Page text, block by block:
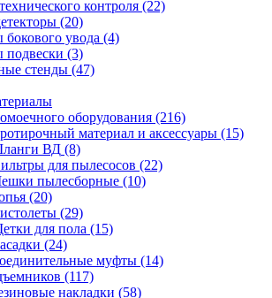
контроля (22)
(20)
бокового увода (4)
подвески (3)
стенды (47)
оборудования (216)
материал и аксессуары (15)
ВД (8)
для пылесосов (22)
пылесборные (10)
(20)
(29)
для пола (15)
(24)
муфты (14)
(117)
накладки (58)